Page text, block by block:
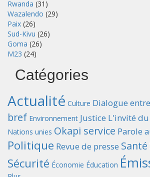
Rwanda (31)
Wazalendo (29)
Paix (26)
Sud-Kivu (26)
Goma (26)
M23 (24)
Catégories
Actualité Culture Dialogue
bref Environnement Justice L'invité
Nations unies Okapi service Parole
Politique Revue de presse Santé
Sécurité Économie Éducation